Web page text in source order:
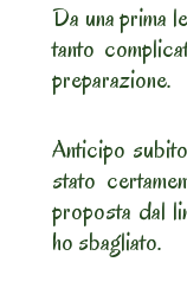
Da una prima
tanto
preparazione.
Anticipo
stato
proposta dal
ho sbagliato.